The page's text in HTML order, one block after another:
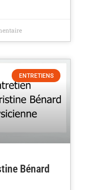
ENTRETIENS
Bénard